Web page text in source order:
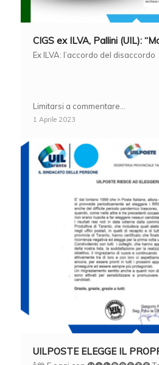
CIGS ex ILVA, Pallini (UIL):
Ex ILVA: l’accordo del disaccordo
Limitarsi a commentare…
1 Aprile 2023
UILPOSTE ELEGGE IL